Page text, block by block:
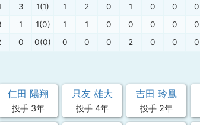
3 1(1) 1 2 0 1 0 0 0
1 1(0) 1 1 0 0 0 0 0
0 0(0) 0 0 0 2 0 0 0
仁田 陽翔
投手 3年
只友 雄大
投手 4年
吉田 玲凰
投手 2年